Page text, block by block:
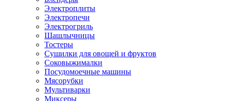
Электроплиты
Электропечи
Электрогриль
Шашлычницы
Тостеры
Сушилки для овощей и фруктов
Соковыжималки
Посудомоечные машины
Мясорубки
Мультиварки
Миксеры